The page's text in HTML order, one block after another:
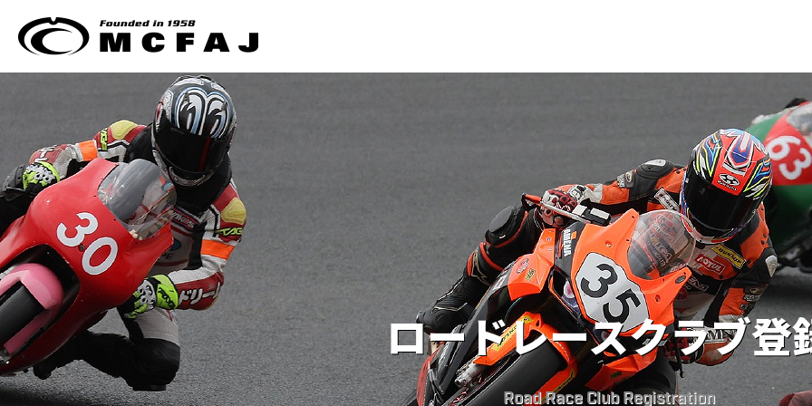
ホーム
クラブマンモトクロス
過去のレースアーカイブ ロードレースクラブ登
Road Race Club Registration